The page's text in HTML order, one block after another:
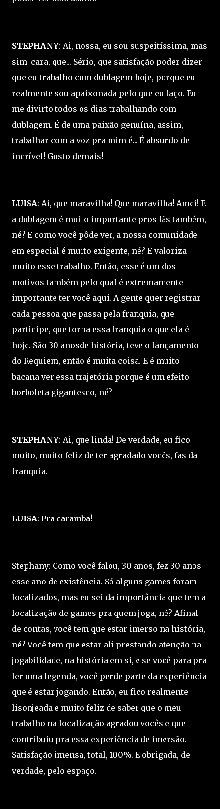
STEPHANY: Ai, nossa, eu sou suspeitíssima, mas
sim, cara, que... Sério, que satisfação poder dizer
que eu trabalho com dublagem hoje, porque eu
realmente sou apaixonada pelo que eu faço. Eu
me divirto todos os dias trabalhando com
dublagem. É de uma paixão genuína, assim,
trabalhar com a voz pra mim é... É absurdo de
incrível! Gosto demais!
LUISA: Ai, que maravilha! Que maravilha! Amei! E
a dublagem é muito importante pros fãs também,
né? E como você pôde ver, a nossa comunidade
em especial é muito exigente, né? E valoriza
muito esse trabalho. Então, esse é um dos
motivos também pelo qual é extremamente
importante ter você aqui. A gente quer registrar
cada pessoa que passa pela franquia, que
participe, que torna essa franquia o que ela é
hoje. São 30 anosde história, teve o lançamento
do Requiem, então é muita coisa. E é muito
bacana ver essa trajetória porque é um efeito
borboleta gigantesco, né?
STEPHANY: Ai, que linda! De verdade, eu fico
muito, muito feliz de ter agradado vocês, fãs da
franquia.
LUISA: Pra caramba!
Stephany: Como você falou, 30 anos, fez 30 anos
esse ano de existência. Só alguns games foram
localizados, mas eu sei da importância que tem a
localização de games pra quem joga, né? Afinal
de contas, você tem que estar imerso na história,
né? Você tem que estar ali prestando atenção na
jogabilidade, na história em si, e se você para pra
ler uma legenda, você perde parte da experiência
que é estar jogando. Então, eu fico realmente
lisonjeada e muito feliz de saber que o meu
trabalho na localização agradou vocês e que
contribuiu pra essa experiência de imersão.
Satisfação imensa, total, 100%. E obrigada, de
verdade, pelo espaço.